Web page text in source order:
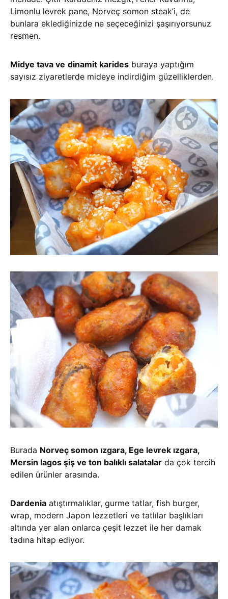
Limonlu levrek pane, Norveç somon steak’i, de
bunlara eklediğinizde ne seçeceğinizi şaşırıyorsunuz
resmen.
Midye tava ve dinamit karides buraya yaptığım
sayısız ziyaretlerde mideye indirdiğim güzelliklerden.
Burada Norveç somon ızgara, Ege levrek ızgara,
Mersin lagos şiş ve ton balıklı salatalar da çok tercih
edilen ürünler arasında.
Dardenia atıştırmalıklar, gurme tatlar, fish burger,
wrap, modern Japon lezzetleri ve tatlılar başlıkları
altında yer alan onlarca çeşit lezzet ile her damak
tadına hitap ediyor.